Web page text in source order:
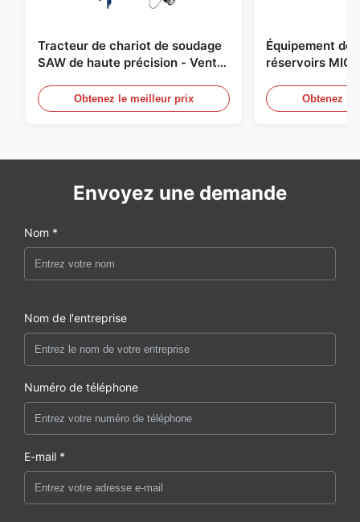
Tracteur de chariot de soudage
SAW de haute précision - Vente
Obtenez le meilleur prix
Équipement de
réservoirs MIG
Obtenez
Envoyez une demande
Nom *
Nom de l'entreprise
Numéro de téléphone
E-mail *